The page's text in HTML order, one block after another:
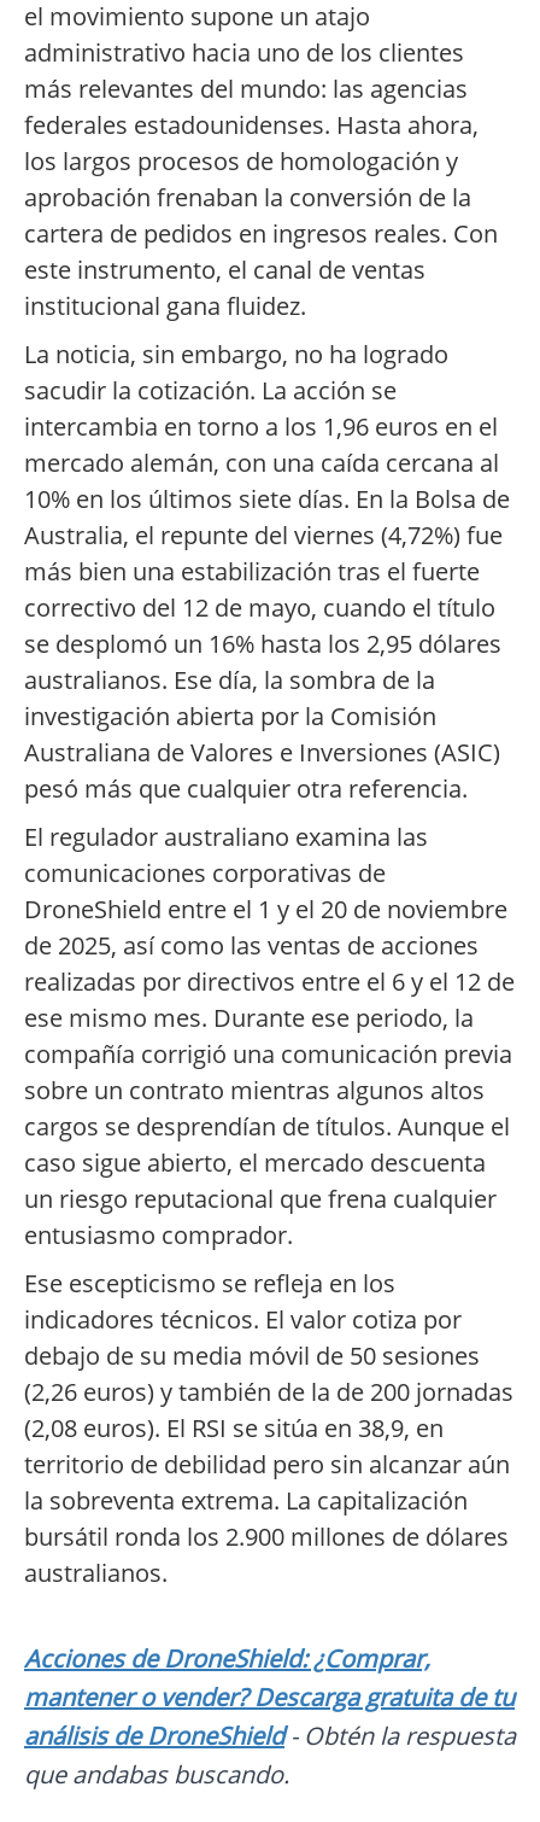
el movimiento supone un atajo
administrativo hacia uno de los clientes
más relevantes del mundo: las agencias
federales estadounidenses. Hasta ahora,
los largos procesos de homologación y
aprobación frenaban la conversión de la
cartera de pedidos en ingresos reales. Con
este instrumento, el canal de ventas
institucional gana fluidez.
La noticia, sin embargo, no ha logrado
sacudir la cotización. La acción se
intercambia en torno a los 1,96 euros en el
mercado alemán, con una caída cercana al
10% en los últimos siete días. En la Bolsa de
Australia, el repunte del viernes (4,72%) fue
más bien una estabilización tras el fuerte
correctivo del 12 de mayo, cuando el título
se desplomó un 16% hasta los 2,95 dólares
australianos. Ese día, la sombra de la
investigación abierta por la Comisión
Australiana de Valores e Inversiones (ASIC)
pesó más que cualquier otra referencia.
El regulador australiano examina las
comunicaciones corporativas de
DroneShield entre el 1 y el 20 de noviembre
de 2025, así como las ventas de acciones
realizadas por directivos entre el 6 y el 12 de
ese mismo mes. Durante ese periodo, la
compañía corrigió una comunicación previa
sobre un contrato mientras algunos altos
cargos se desprendían de títulos. Aunque el
caso sigue abierto, el mercado descuenta
un riesgo reputacional que frena cualquier
entusiasmo comprador.
Ese escepticismo se refleja en los
indicadores técnicos. El valor cotiza por
debajo de su media móvil de 50 sesiones
(2,26 euros) y también de la de 200 jornadas
(2,08 euros). El RSI se sitúa en 38,9, en
territorio de debilidad pero sin alcanzar aún
la sobreventa extrema. La capitalización
bursátil ronda los 2.900 millones de dólares
australianos.
Acciones de DroneShield: ¿Comprar,
mantener o vender? Descarga gratuita de tu
análisis de DroneShield- Obtén la respuesta
que andabas buscando.